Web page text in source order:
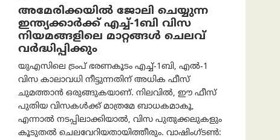
അമേരിക്കയില്‍ ജോലി ചെയ്യുന്ന
ഇന്ത്യക്കാർക്ക് എച്ച്-1ബി വിസ
നിയമങ്ങളിലെ മാറ്റങ്ങൾ ചെലവ്
വർദ്ധിപ്പിക്കും
യുഎസിലെ ട്രംപ് ഭരണകൂടം എച്ച്-1ബി, എൽ-1
വിസ കാലാവധി നീട്ടുന്നതിന് അധിക ഫീസ്
ചുമത്താൻ ഒരുങ്ങുകയാണ്. നിലവിൽ, ഈ ഫീസ്
പുതിയ വിസകൾക്ക് മാത്രമേ ബാധകമാകൂ,
എന്നാൽ നടപ്പിലാക്കിയാൽ, വിസ പുതുക്കലുകളും
കൂടുതൽ ചെലവേറിയതായിത്തീരും. വാഷിംഗ്ടണ്‍: